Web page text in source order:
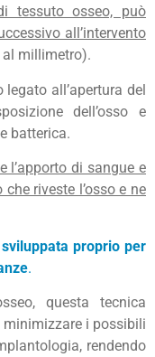
tessuto osseo, può
all’intervento
millimetro).
legato all’apertura del
dell’osso e
batterica.
l’apporto di sangue e
riveste l’osso e ne
proprio per
.
questa tecnica
i possibili
rendendo